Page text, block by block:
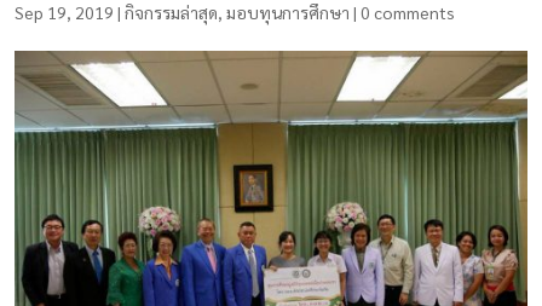
Sep 19, 2019 | กิจกรรมล่าสุด, มอบทุนการศึกษา | 0 comments